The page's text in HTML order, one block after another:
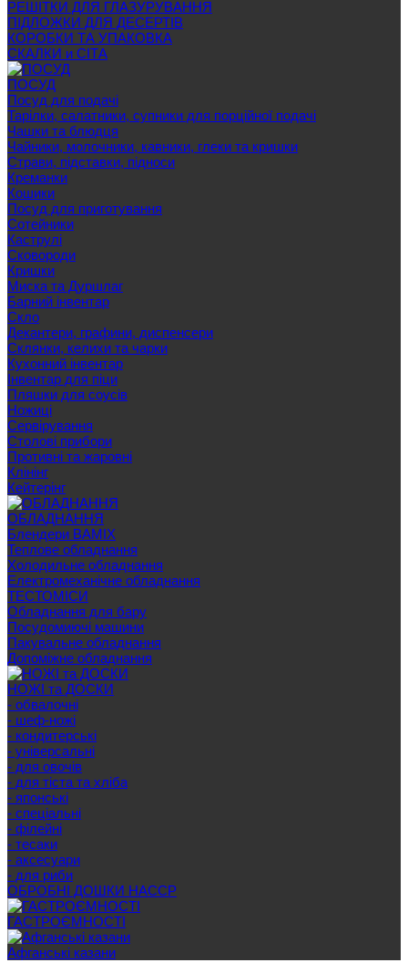
РЕШІТКИ ДЛЯ ГЛАЗУРУВАННЯ
ПІДЛОЖКИ ДЛЯ ДЕСЕРТІВ
КОРОБКИ ТА УПАКОВКА
СКАЛКИ и СІТА
ПОСУД
Посуд для подачі
Тарілки, салатники, супники для порційної подачі
Чашки та блюдця
Чайники, молочники, кавники, глеки та кришки
Страви, підставки, підноси
Креманки
Кошики
Посуд для приготування
Сотейники
Каструлі
Сковороди
Кришки
Миска та Дуршлаг
Барний інвентар
Скло
Декантери, графини, диспенсери
Склянки, келихи та чарки
Кухонний інвентар
Інвентар для піци
Пляшки для соусів
Ножиці
Сервірування
Cтолові прибори
Противні та жаровні
Клінінг
Кейтерінг
ОБЛАДНАННЯ
Блендери BAMIX
Теплове обладнання
Холодильне обладнання
Електромеханічне обладнання
ТЕСТОМІСИ
Обладнання для бару
Посудомиючі машини
Пакувальне обладнання
Допоміжне обладнання
НОЖІ та ДОСКИ
- обвалочні
- шеф-ножі
- кондитерські
- універсальні
- для овочів
- для тіста та хліба
- японські
- спеціальні
- філейні
- тесаки
- аксесуари
- для риби
ОБРОБНІ ДОШКИ HACCP
ГАСТРОЄМНОСТІ
Афганські казани